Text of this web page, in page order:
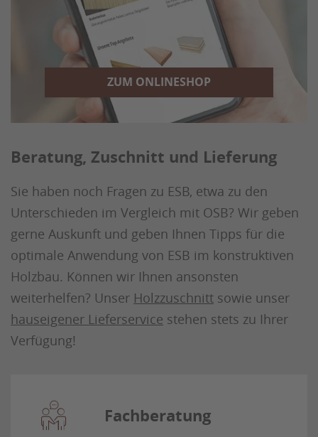
ZUM ONLINESHOP
Beratung, Zuschnitt und Lieferung
Sie haben noch Fragen zu ESB, etwa zu den
Unterschieden im Vergleich mit OSB? Wir geben
gerne Auskunft und geben Ihnen Tipps für die
optimale Anwendung von ESB im konstruktiven
Holzbau. Können wir Ihnen ansonsten
weiterhelfen? Unser Holzzuschnitt sowie unser
hauseigener Lieferservice stehen stets zu Ihrer
Verfügung!
Fachberatung